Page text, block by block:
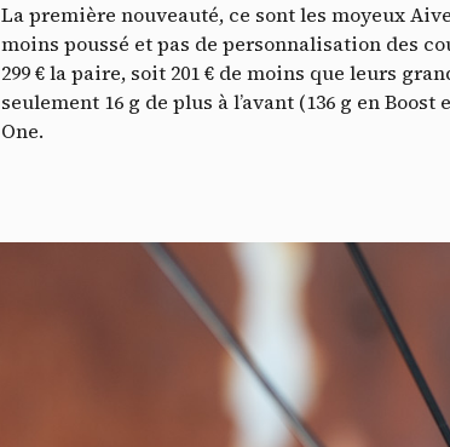
La première nouveauté, ce sont les moyeux
moins poussé et pas de personnalisation des
299 € la paire, soit 201 € de moins que leurs
seulement 16 g de plus à l’avant (136 g en
One.